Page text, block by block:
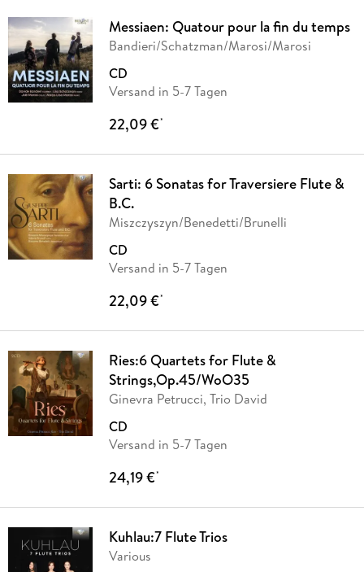
Messiaen: Quatour pour la fin du temps
Bandieri/Schatzman/Marosi/Marosi
CD
Versand in 5-7 Tagen
22,09 €*
Sarti: 6 Sonatas for Traversiere Flute &
B.C.
Miszczyszyn/Benedetti/Brunelli
CD
Versand in 5-7 Tagen
22,09 €*
Ries:6 Quartets for Flute &
Strings,Op.45/WoO35
Ginevra Petrucci, Trio David
CD
Versand in 5-7 Tagen
24,19 €*
Kuhlau:7 Flute Trios
Various